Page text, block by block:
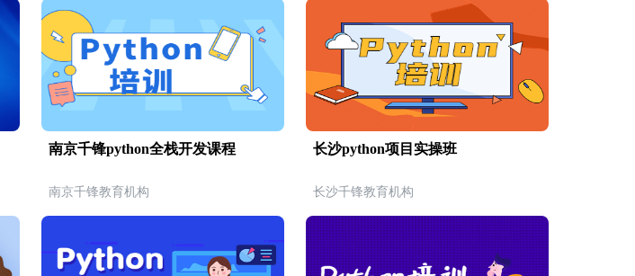
南京千锋python全栈开发课程
南京千锋教育机构
长沙python项目实操班
长沙千锋教育机构